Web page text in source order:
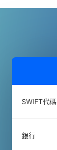
SWIFT代碼
銀行